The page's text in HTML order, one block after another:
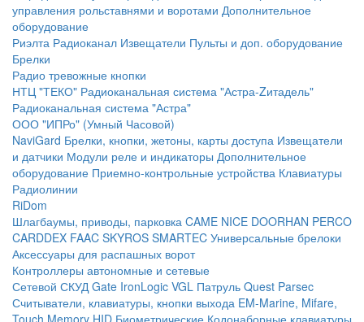
управления рольставнями и воротами Дополнительное
оборудование
Риэлта Радиоканал Извещатели Пульты и доп. оборудование
Брелки
Радио тревожные кнопки
НТЦ "ТЕКО" Радиоканальная система "Астра-Zитадель"
Радиоканальная система "Астра"
ООО "ИПРо" (Умный Часовой)
NaviGard Брелки, кнопки, жетоны, карты доступа Извещатели
и датчики Модули реле и индикаторы Дополнительное
оборудование Приемно-контрольные устройства Клавиатуры
Радиолинии
RiDom
Шлагбаумы, приводы, парковка CAME NICE DOORHAN PERCO
CARDDEX FAAC SKYROS SMARTEC Универсальные брелоки
Аксессуары для распашных ворот
Контроллеры автономные и сетевые
Сетевой СКУД Gate IronLogic VGL Патруль Quest Parsec
Считыватели, клавиатуры, кнопки выхода EM-Marine, Mifare,